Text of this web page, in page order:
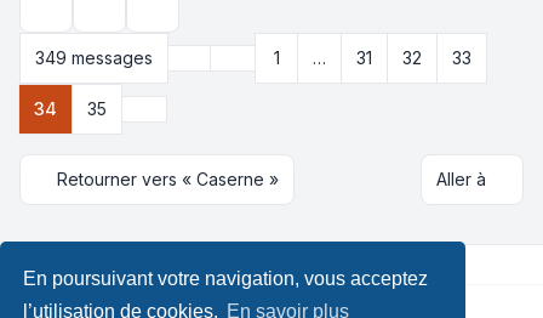
En poursuivant votre navigation, vous acceptez
l’utilisation de cookies. En savoir plus
349 messages
Page34sur
Précédente
1 … 31 32 33
34 35
Retourner vers « Caserne » Aller à